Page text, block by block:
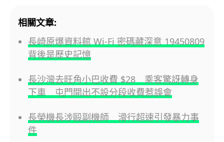
相關文章:
長崎原爆資料館 Wi-Fi 密碼藏深意 19450809
背後是歷史記憶
長沙灣去旺角小巴收費 $28 乘客驚訝轉身
下車 屯門開出不設分段收費惹誤會
長榮機長涉毆副機師 滑行超速引發暴力事
件